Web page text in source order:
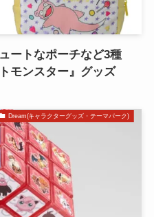
ートなポーチなど3種
モンスター』グッズ
Dream(キャラクターグッズ・テーマパーク)